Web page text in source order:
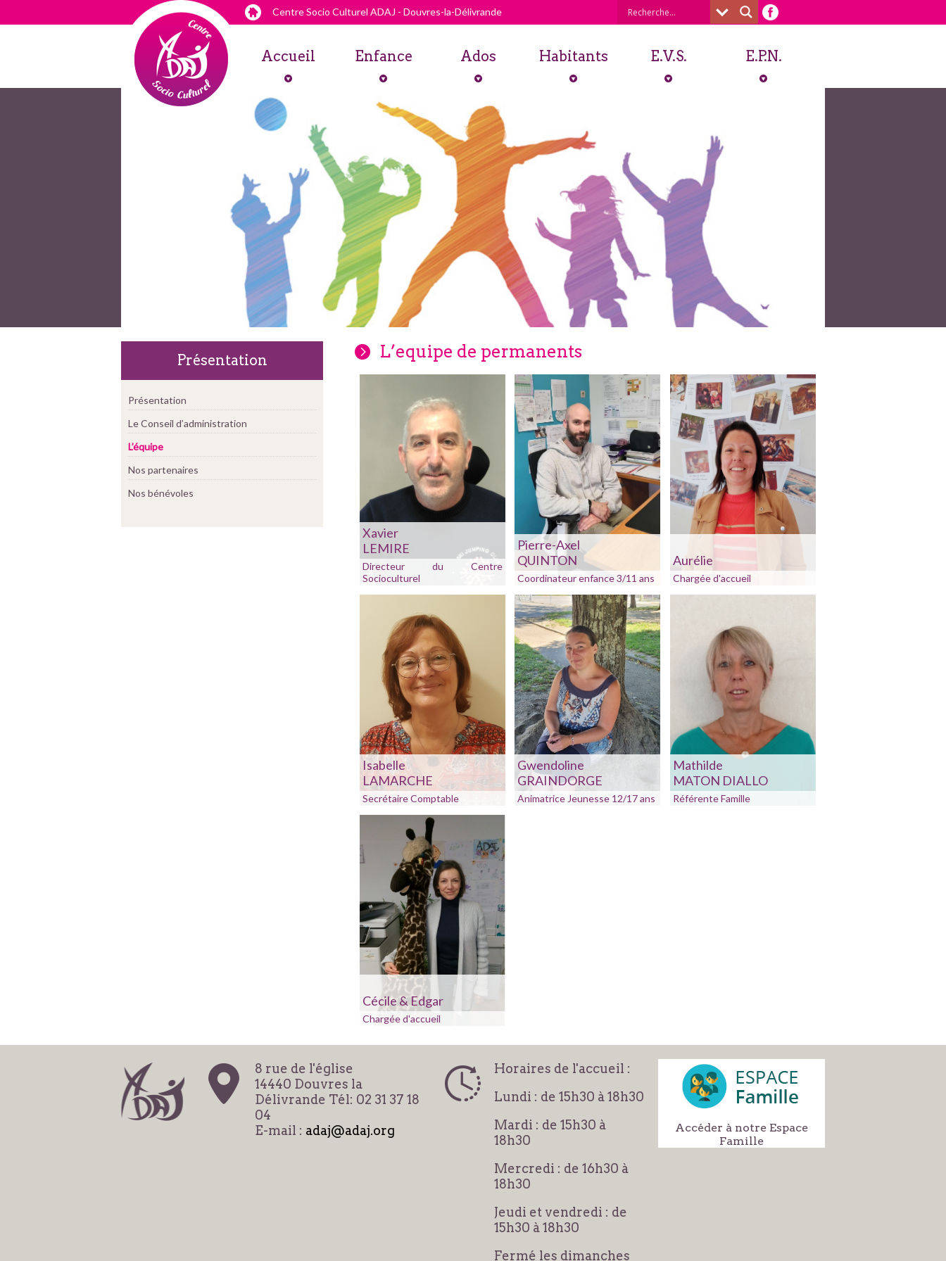
Centre Socio Culturel ADAJ - Douvres-la-Délivrande
Accueil Enfance Ados Habitants E.V.S. E.P.N.
Présentation
Présentation
Le Conseil d’administration
L’équipe
Nos partenaires
Nos bénévoles
L’equipe de permanents
Xavier
LEMIRE
Directeur du Centre
Socioculturel
Pierre-Axel
QUINTON
Coordinateur enfance 3/11 ans
Aurélie
Chargée d'accueil
Isabelle
LAMARCHE
Secrétaire Comptable
Gwendoline
GRAINDORGE
Animatrice Jeunesse 12/17 ans
Mathilde
MATON DIALLO
Référente Famille
Cécile & Edgar
Chargée d'accueil
8 rue de l'église
14440 Douvres la
Délivrande Tél: 02 31 37 18
04
E-mail : adaj@adaj.org
Horaires de l'accueil :
Lundi : de 15h30 à 18h30
Mardi : de 15h30 à
18h30
Mercredi : de 16h30 à
18h30
Jeudi et vendredi : de
15h30 à 18h30
Fermé les dimanches
Accéder à notre Espace
Famille